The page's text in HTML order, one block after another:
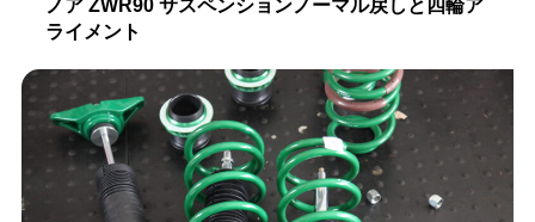
ノア ZWR90 サスペンションノーマル戻しと四輪ア
ライメント